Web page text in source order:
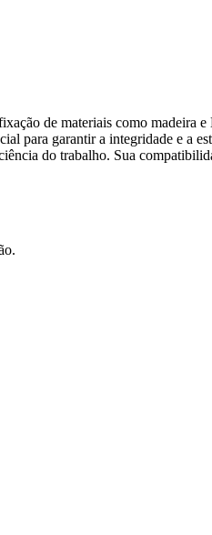
de materiais como madeira
para garantir a integridade e
do trabalho. Sua